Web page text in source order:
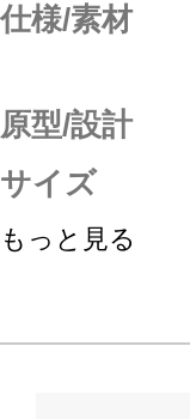
仕様/素材
原型/設計
サイズ
もっと見る